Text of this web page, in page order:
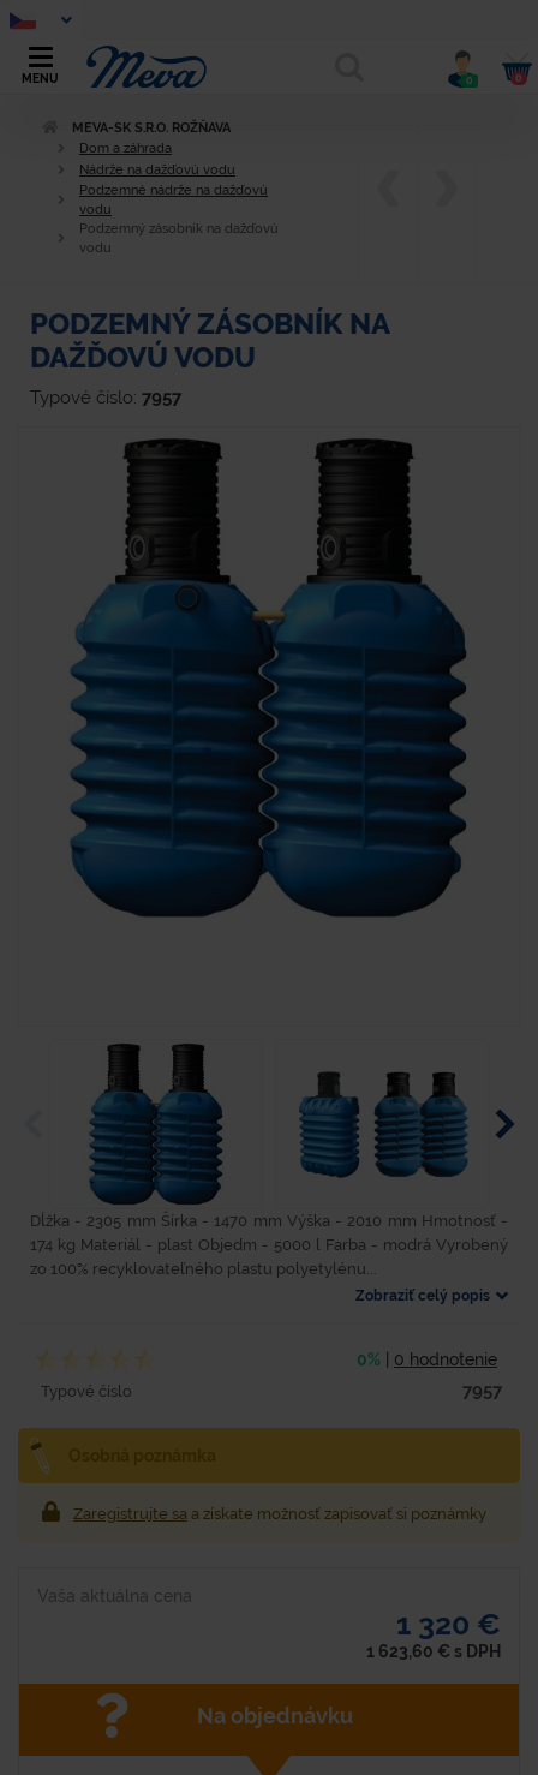
MENU 0 0
MEVA-SK S.R.O. ROŽŇAVA
Dom a záhrada
Nádrže na dažďovú vodu
Podzemné nádrže na dažďovú
vodu
Podzemný zásobník na dažďovú
vodu
PODZEMNÝ ZÁSOBNÍK NA
DAŽĎOVÚ VODU
Typové číslo: 7957
Dĺžka - 2305 mm Šírka - 1470 mm Výška - 2010 mm Hmotnosť -
174 kg Materiál - plast Objedm - 5000 l Farba - modrá Vyrobený
zo 100% recyklovateľného plastu polyetylénu...
Zobraziť celý popis
0% 0 hodnotenie
Typové číslo 7957
Zaregistrujte sa a získate možnosť zapisovať si poznámky
Vaša aktuálna cena
1 320 €
1 623,60 € s DPH
Na objednávku